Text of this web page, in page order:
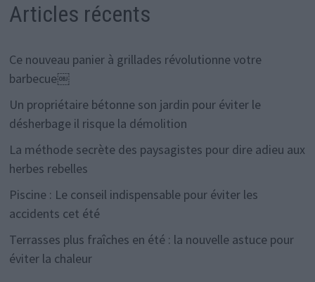
Articles récents
Ce nouveau panier à grillades révolutionne votre
barbecue￼
Un propriétaire bétonne son jardin pour éviter le
désherbage il risque la démolition
La méthode secrète des paysagistes pour dire adieu aux
herbes rebelles
Piscine : Le conseil indispensable pour éviter les
accidents cet été
Terrasses plus fraîches en été : la nouvelle astuce pour
éviter la chaleur